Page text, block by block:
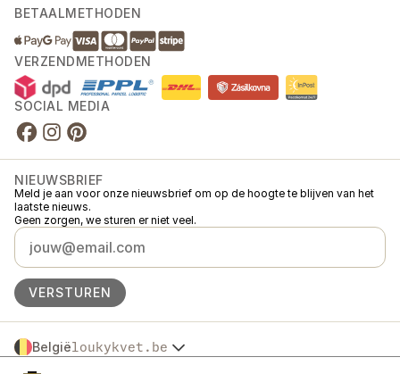
BETAALMETHODEN
VERZENDMETHODEN
SOCIAL MEDIA
NIEUWSBRIEF
Meld je aan voor onze nieuwsbrief om op de hoogte te blijven van het
laatste nieuws.
Geen zorgen, we sturen er niet veel.
VERSTUREN
Belgiëloukykvet.be